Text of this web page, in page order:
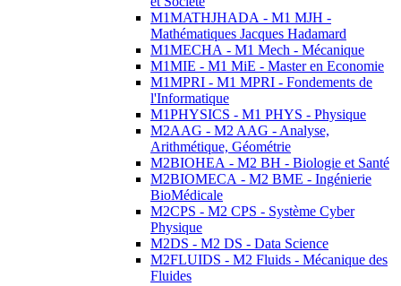
M1MATHJHADA - M1 MJH -
Mathématiques Jacques Hadamard
M1MECHA - M1 Mech - Mécanique
M1MIE - M1 MiE - Master en Economie
M1MPRI - M1 MPRI - Fondements de
l'Informatique
M1PHYSICS - M1 PHYS - Physique
M2AAG - M2 AAG - Analyse,
Arithmétique, Géométrie
M2BIOHEA - M2 BH - Biologie et Santé
M2BIOMECA - M2 BME - Ingénierie
BioMédicale
M2CPS - M2 CPS - Système Cyber
Physique
M2DS - M2 DS - Data Science
M2FLUIDS - M2 Fluids - Mécanique des
Fluides